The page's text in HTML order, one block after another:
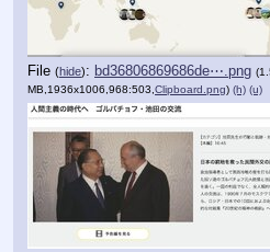
File (hide): bd36806869686de⋯.png
MB,1936x1006,968:503, Clipboard.png) (h) (u)